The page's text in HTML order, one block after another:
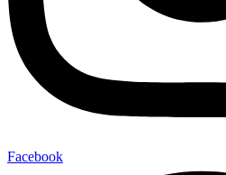
Facebook